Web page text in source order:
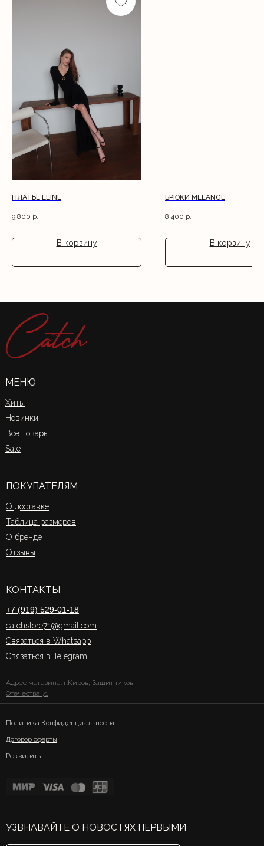
ПЛАТЬЕ ELINE
9 800 р.
В корзину
БРЮКИ MELANGE
8 400 р.
В корзину
МЕНЮ
УЗВНАВАЙТЕ О НОВОСТЯХ ПЕРВЫМИ
ПОКУПАТЕЛЯМ
КОНТАКТЫ
Хиты
О доставке
+7 (919) 529-01-18
Все товары
О бренде
Связаться в Whatsapp
Новинки
Таблица размеров
catchstore71@gmail.com
Sale
Отзывы
Связаться в Telegram
Политика Конфиденциальности
Адрес магазина: г.Киров, Защитников
Отечества 71
Договор оферты
Реквизиты